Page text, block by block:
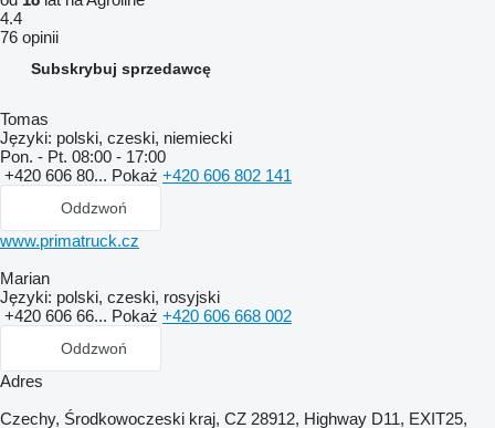
4.4
76 opinii
Subskrybuj sprzedawcę
Tomas
Języki: polski, czeski, niemiecki
Pon. - Pt. 08:00 - 17:00
+420 606 80... Pokaż +420 606 802 141
Oddzwoń
www.primatruck.cz
Marian
Języki: polski, czeski, rosyjski
+420 606 66... Pokaż +420 606 668 002
Oddzwoń
Adres
Czechy, Środkowoczeski kraj, CZ 28912, Highway D11, EXIT25,